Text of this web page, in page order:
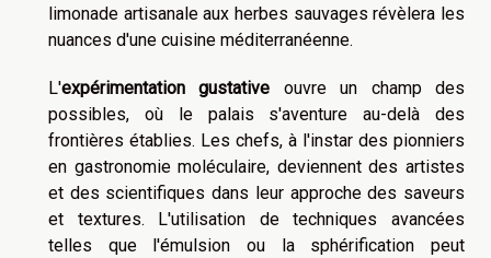
limonade artisanale aux herbes sauvages révèlera les
nuances d'une cuisine méditerranéenne.
L'expérimentation gustative ouvre un champ des
possibles, où le palais s'aventure au-delà des
frontières établies. Les chefs, à l'instar des pionniers
en gastronomie moléculaire, deviennent des artistes
et des scientifiques dans leur approche des saveurs
et textures. L'utilisation de techniques avancées
telles que l'émulsion ou la sphérification peut